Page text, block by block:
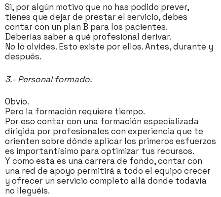
Si, por algún motivo que no has podido prever,
tienes que dejar de prestar el servicio, debes
contar con un plan B para los pacientes.
Deberías saber a qué profesional derivar.
No lo olvides. Esto existe por ellos. Antes, durante y
después.
3.- Personal formado.
Obvio.
Pero la formación requiere tiempo.
Por eso contar con una formación especializada
dirigida por profesionales con experiencia que te
orienten sobre dónde aplicar los primeros esfuerzos
es importantísimo para optimizar tus recursos.
Y como esta es una carrera de fondo, contar con
una red de apoyo permitirá a todo el equipo crecer
y ofrecer un servicio completo allá donde todavía
no lleguéis.